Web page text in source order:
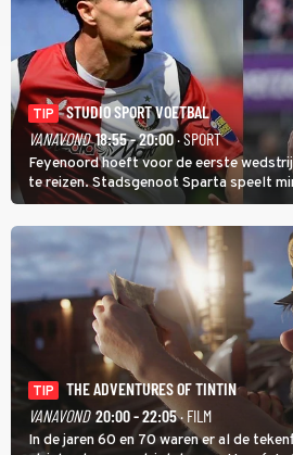
TIP
STUDIO SPORT VOETBAL
VANAVOND 18:55 - 20:00· SPORT
Feyenoord hoeft voor de eerste
te reizen. Stadsgenoot Sparta speelt
verderop. Feyenoord trok de Spaanse
KVC Westerlo uit België.
TIP
THE ADVENTURES OF TINTIN
VANAVOND 20:00 - 22:05· FILM
In de jaren 60 en 70 waren er al de